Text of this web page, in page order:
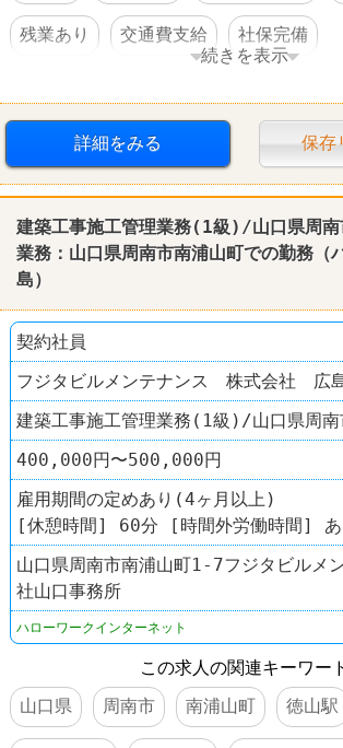
残業あり 交通費支給 社保完備
続きを表示
詳細をみる 保存
建築工事施工管理業務(1級)/山口県周南
業務：山口県周南市南浦山町での勤務（
島）
契約社員
フジタビルメンテナンス 株式会社 広
建築工事施工管理業務(1級)/山口県周南
400,000円〜500,000円
雇用期間の定めあり(4ヶ月以上)
[休憩時間] 60分 [時間外労働時間] あ
山口県周南市南浦山町1-7フジタビルメ
社山口事務所
ハローワークインターネット
この求人の関連キーワー
山口県
周南市 南浦山町 徳山駅